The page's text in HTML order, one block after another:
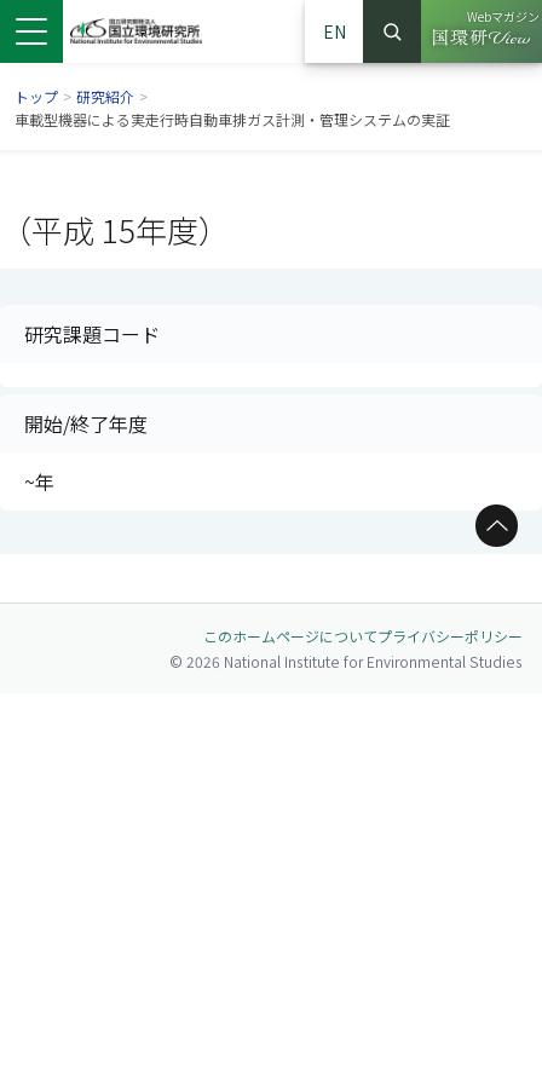
ウで開きます）
ンドウで開きます）
ウインドウで開きます）
EN
サイト内検索
検索
Webマガジン
（別ウイ
トップ > 研究紹介 >
車載型機器による実走行時自動車排ガス計測・管理システムの実証
（平成 15年度）
研究課題コード
開始/終了年度
~年
ページトップへ
このホームページについてプライバシーポリシー
© 2026 National Institute for Environmental Studies